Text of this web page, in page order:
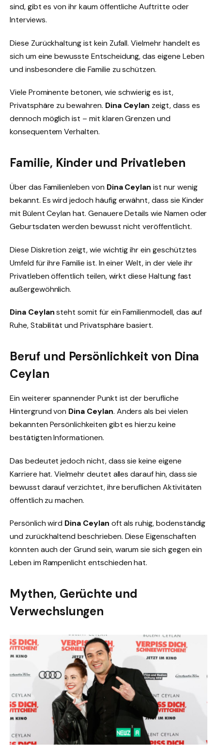
sind, gibt es von ihr kaum öffentliche Auftritte oder
Interviews.
Diese Zurückhaltung ist kein Zufall. Vielmehr handelt es
sich um eine bewusste Entscheidung, das eigene Leben
und insbesondere die Familie zu schützen.
Viele Prominente betonen, wie schwierig es ist,
Privatsphäre zu bewahren. Dina Ceylan zeigt, dass es
dennoch möglich ist – mit klaren Grenzen und
konsequentem Verhalten.
Familie, Kinder und Privatleben
Über das Familienleben von Dina Ceylan ist nur wenig
bekannt. Es wird jedoch häufig erwähnt, dass sie Kinder
mit Bülent Ceylan hat. Genauere Details wie Namen oder
Geburtsdaten werden bewusst nicht veröffentlicht.
Diese Diskretion zeigt, wie wichtig ihr ein geschütztes
Umfeld für ihre Familie ist. In einer Welt, in der viele ihr
Privatleben öffentlich teilen, wirkt diese Haltung fast
außergewöhnlich.
Dina Ceylansteht somit für ein Familienmodell, das auf
Ruhe, Stabilität und Privatsphäre basiert.
Beruf und Persönlichkeit von Dina
Ceylan
Ein weiterer spannender Punkt ist der berufliche
Hintergrund von Dina Ceylan. Anders als bei vielen
bekannten Persönlichkeiten gibt es hierzu keine
bestätigten Informationen.
Das bedeutet jedoch nicht, dass sie keine eigene
Karriere hat. Vielmehr deutet alles darauf hin, dass sie
bewusst darauf verzichtet, ihre beruflichen Aktivitäten
öffentlich zu machen.
Persönlich wird Dina Ceylan oft als ruhig, bodenständig
und zurückhaltend beschrieben. Diese Eigenschaften
könnten auch der Grund sein, warum sie sich gegen ein
Leben im Rampenlicht entschieden hat.
Mythen, Gerüchte und
Verwechslungen